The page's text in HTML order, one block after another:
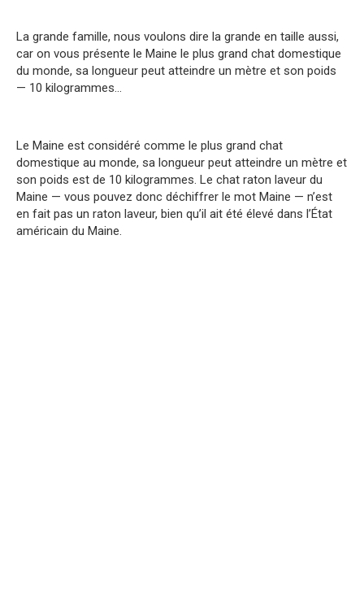
La grande famille, nous voulons dire la grande en taille aussi,
car on vous présente le Maine le plus grand chat domestique
du monde, sa longueur peut atteindre un mètre et son poids
— 10 kilogrammes…
Le Maine est considéré comme le plus grand chat
domestique au monde, sa longueur peut atteindre un mètre et
son poids est de 10 kilogrammes. Le chat raton laveur du
Maine — vous pouvez donc déchiffrer le mot Maine — n’est
en fait pas un raton laveur, bien qu’il ait été élevé dans l’État
américain du Maine.